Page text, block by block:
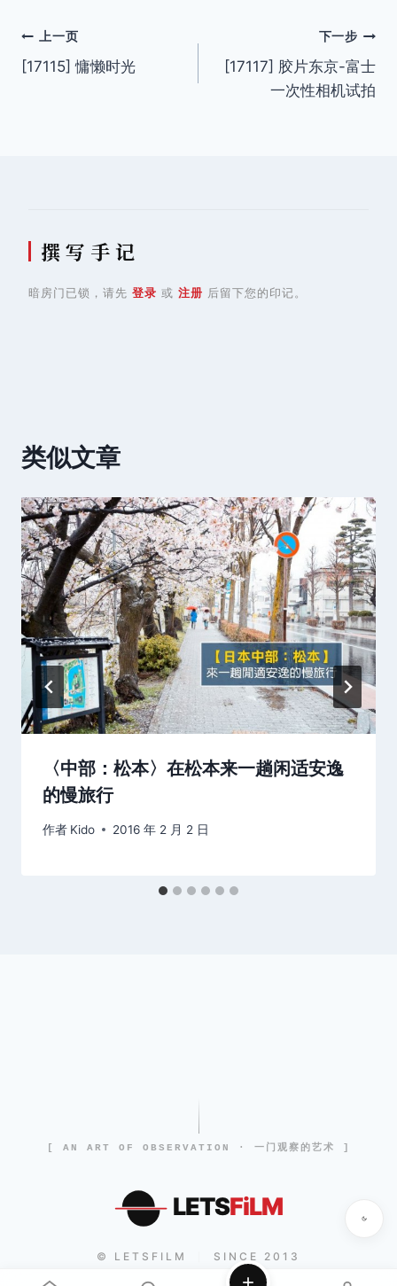
文
章
上一页
[17115] 慵懒时光
下一步
[17117] 胶片东京-富士
一次性相机试拍
撰 写 手 记
暗房门已锁，请先 登录 或 注册 后留下您的印记。
类似文章
〈中部：松本〉在松本来一趟闲适安逸
的慢旅行
作者 Kido 2016 年 2 月 2 日
[ AN ART OF OBSERVATION · 一门观察的艺术 ]
LETSFiLM
© LETSFILM SINCE 2013